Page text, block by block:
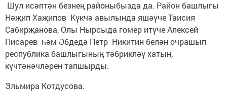
Шул исәптән безнең районыбызда да. Район башлыгы
Нәҗип Хаҗипов Күкчә авылында яшәүче Таисия
Сабирҗанова, Олы Нырсыда гомер итүче Алексей
Писарев һәм Әбдедә Петр Никитин белән очрашып
республика башлыгының тәбрикләү хатын,
күчтәнәчләрен тапшырды.
Эльмира Котдусова.